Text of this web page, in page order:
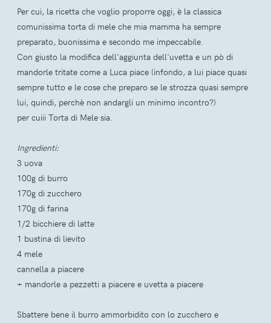
Per cui, la ricetta che voglio proporre oggi, è la classica
comunissima torta di mele che mia mamma ha sempre
preparato, buonissima e secondo me impeccabile.
Con giusto la modifica dell'aggiunta dell'uvetta e un pò di
mandorle tritate come a Luca piace (infondo, a lui piace quasi
sempre tutto e le cose che preparo se le strozza quasi sempre
lui, quindi, perchè non andargli un minimo incontro?)
per cuiii Torta di Mele sia.
Ingredienti:
3 uova
100g di burro
170g di zucchero
170g di farina
1/2 bicchiere di latte
1 bustina di lievito
4 mele
cannella a piacere
+ mandorle a pezzetti a piacere e uvetta a piacere
Sbattere bene il burro ammorbidito con lo zucchero e